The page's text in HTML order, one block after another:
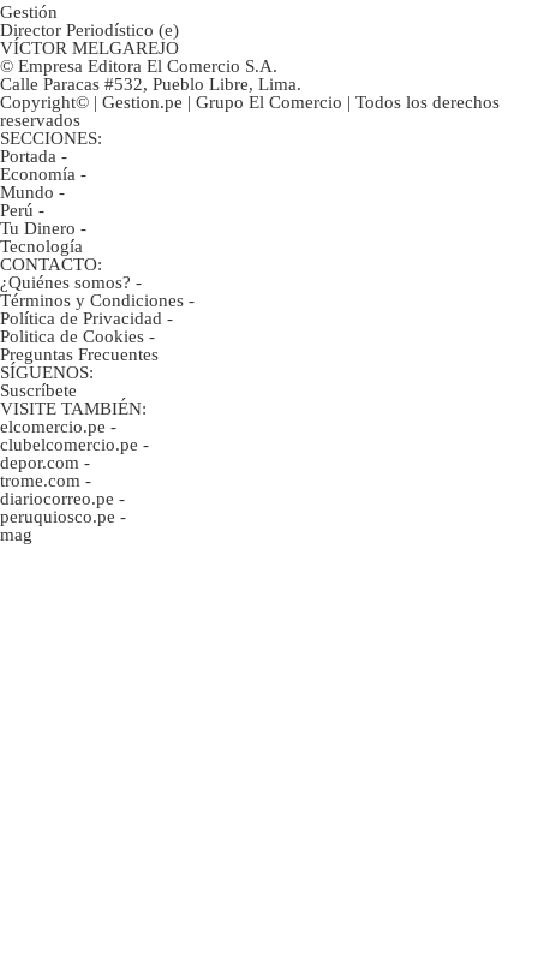
Gestión
Director Periodístico (e)
VÍCTOR MELGAREJO
© Empresa Editora El Comercio S.A.
Calle Paracas #532, Pueblo Libre, Lima.
Copyright© | Gestion.pe | Grupo El Comercio | Todos los derechos
reservados
SECCIONES:
Portada -
Economía -
Mundo -
Perú -
Tu Dinero -
Tecnología
CONTACTO:
¿Quiénes somos? -
Términos y Condiciones -
Política de Privacidad -
Politica de Cookies -
Preguntas Frecuentes
SÍGUENOS:
Suscríbete
VISITE TAMBIÉN:
elcomercio.pe -
clubelcomercio.pe -
depor.com -
trome.com -
diariocorreo.pe -
peruquiosco.pe -
mag